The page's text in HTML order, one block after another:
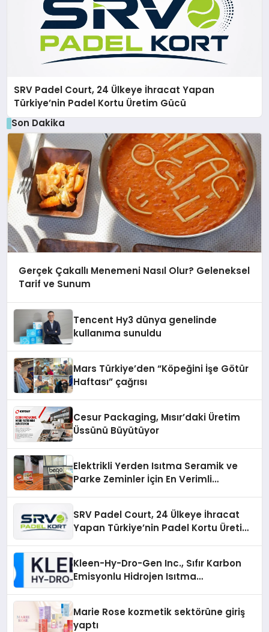
SRV Padel Court, 24 Ülkeye İhracat Yapan
Türkiye’nin Padel Kortu Üretim Gücü
Son Dakika
Gerçek Çakallı Menemeni Nasıl Olur? Geleneksel
Tarif ve Sunum
Tencent Hy3 dünya genelinde
kullanıma sunuldu
Mars Türkiye’den “Köpeğini İşe Götür
Haftası” çağrısı
Cesur Packaging, Mısır’daki Üretim
Üssünü Büyütüyor
Elektrikli Yerden Isıtma Seramik ve
Parke Zeminler İçin En Verimli
SRV Padel Court, 24 Ülkeye İhracat
Yapan Türkiye’nin Padel Kortu Üretim
Kleen-Hy-Dro-Gen Inc., Sıfır Karbon
Emisyonlu Hidrojen Isıtma
Marie Rose kozmetik sektörüne giriş
yaptı